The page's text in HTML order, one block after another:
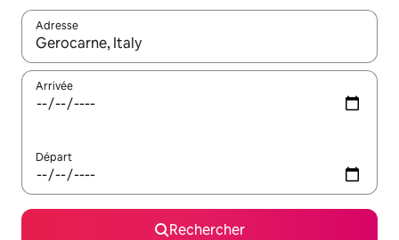
Adresse
Lorsque les résultats s'affichent, utilisez les flèches vers le
Arrivée
Départ
Rechercher